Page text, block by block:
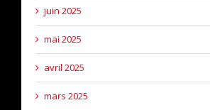
juin 2025
mai 2025
avril 2025
mars 2025